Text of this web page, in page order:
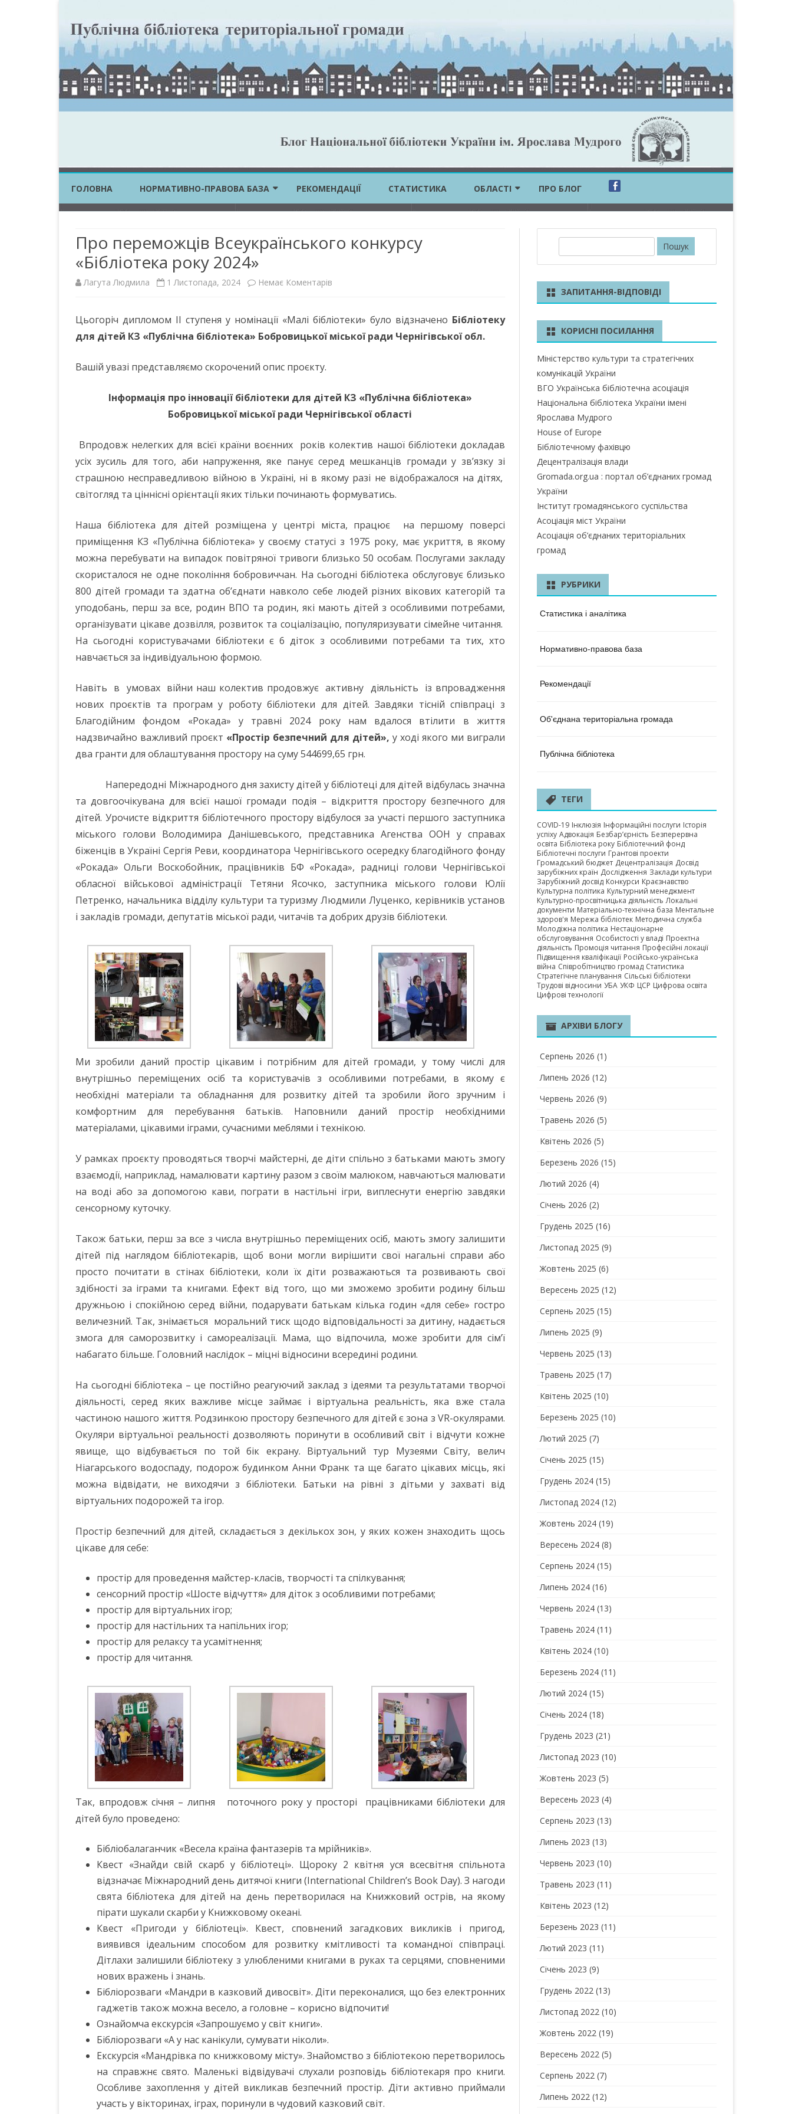
to
ГОЛОВНА НОРМАТИВНО-ПРАВОВА БАЗА
ПОСТАНОВИ КМУ
НАКАЗИ ЦОВВ
ІНШІ НПА
РЕКОМЕНДАЦІЇ СТАТИСТИКА ОБЛАСТІ
ДНІПРОПЕТРОВСЬКА ОБЛАСТЬ
ДОНЕЦЬКА ОБЛАСТЬ
ЗАКАРПАТСЬКА ОБЛАСТЬ
ЗАПОРІЗЬКА ОБЛАСТЬ
ІВАНО-ФРАНКІВСЬКА ОБЛАСТЬ
КИЇВСЬКА ОБЛАСТЬ
КІРОВОГРАДСЬКА ОБЛАСТЬ
ЛУГАНСЬКА ОБЛАСТЬ
ЛЬВІВСЬКА ОБЛАСТЬ
МИКОЛАЇВСЬКА ОБЛАСТЬ
ОДЕСЬКА ОБЛАСТЬ
ПОЛТАВСЬКА ОБЛАСТЬ
РІВНЕНСЬКА ОБЛАСТЬ
СУМСЬКА ОБЛАСТЬ
ТЕРНОПІЛЬСЬКА ОБЛАСТЬ
ХЕРСОНСЬКА ОБЛАСТЬ
ХМЕЛЬНИЦЬКА ОБЛАСТЬ
ЧЕРНІГІВСЬКА ОБЛАСТЬ
ПРО БЛОГ
Про переможців Всеукраїнського конкурсу
«Бібліотека року 2024»
Лагута Людмила 1 Листопада, 2024 Немає Коментарів
переможців
Всеукраїнського
Цьогоріч дипломом ІІ ступеня у номінації «Малі бібліотеки» було відзначено Бібліотеку
для дітей КЗ «Публічна бібліотека» Бобровицької міської ради Чернігівської обл.
Вашій увазі представляємо скорочений опис проєкту.
Інформація про інновації бібліотеки для дітей КЗ «Публічна бібліотека»
Бобровицької міської ради Чернігівської області
Впродовж нелегких для всієї країни воєнних років колектив нашої бібліотеки докладав
усіх зусиль для того, аби напруження, яке панує серед мешканців громади у зв’язку зі
страшною несправедливою війною в Україні, ні в якому разі не відображалося на дітях,
світогляд та ціннісні орієнтації яких тільки починають формуватись.
Наша бібліотека для дітей розміщена у центрі міста, працює на першому поверсі
приміщення КЗ «Публічна бібліотека» у своєму статусі з 1975 року, має укриття, в якому
можна перебувати на випадок повітряної тривоги близько 50 особам. Послугами закладу
скористалося не одне покоління бобровиччан. На сьогодні бібліотека обслуговує близько
800 дітей громади та здатна об’єднати навколо себе людей різних вікових категорій та
уподобань, перш за все, родин ВПО та родин, які мають дітей з особливими потребами,
організувати цікаве дозвілля, розвиток та соціалізацію, популяризувати сімейне читання.
На сьогодні користувачами бібліотеки є 6 діток з особливими потребами та тих, хто
навчається за індивідуальною формою.
Навіть в умовах війни наш колектив продовжує активну діяльність із впровадження
нових проєктів та програм у роботу бібліотеки для дітей. Завдяки тісній співпраці з
Благодійним фондом «Рокада» у травні 2024 року нам вдалося втілити в життя
надзвичайно важливий проєкт «Простір безпечний для дітей», у ході якого ми виграли
два гранти для облаштування простору на суму 544699,65 грн.
Напередодні Міжнародного дня захисту дітей у бібліотеці для дітей відбулась значна
та довгоочікувана для всієї нашої громади подія – відкриття простору безпечного для
дітей. Урочисте відкриття бібліотечного простору відбулося за участі першого заступника
міського голови Володимира Данішевського, представника Агенства ООН у справах
біженців в Україні Сергія Реви, координатора Чернігівського осередку благодійного фонду
«Рокада» Ольги Воскобойник, працівників БФ «Рокада», радниці голови Чернігівської
обласної військової адміністрації Тетяни Ясочко, заступника міського голови Юлії
Петренко, начальника відділу культури та туризму Людмили Луценко, керівників установ
і закладів громади, депутатів міської ради, читачів та добрих друзів бібліотеки.
Ми зробили даний простір цікавим і потрібним для дітей громади, у тому числі для
внутрішньо переміщених осіб та користувачів з особливими потребами, в якому є
необхідні матеріали та обладнання для розвитку дітей та зробили його зручним і
комфортним для перебування батьків. Наповнили даний простір необхідними
матеріалами, цікавими іграми, сучасними меблями і технікою.
У рамках проєкту проводяться творчі майстерні, де діти спільно з батьками мають змогу
взаємодії, наприклад, намалювати картину разом з своїм малюком, навчаються малювати
на воді або за допомогою кави, пограти в настільні ігри, виплеснути енергію завдяки
сенсорному куточку.
Також батьки, перш за все з числа внутрішньо переміщених осіб, мають змогу залишити
дітей під наглядом бібліотекарів, щоб вони могли вирішити свої нагальні справи або
просто почитати в стінах бібліотеки, коли їх діти розважаються та розвивають свої
здібності за іграми та книгами. Ефект від того, що ми зможемо зробити родину більш
дружньою і спокійною серед війни, подарувати батькам кілька годин «для себе» гостро
величезний. Так, знімається моральний тиск щодо відповідальності за дитину, надається
змога для саморозвитку і самореалізації. Мама, що відпочила, може зробити для сім’ї
набагато більше. Головний наслідок – міцні відносини всередині родини.
На сьогодні бібліотека – це постійно реагуючий заклад з ідеями та результатами творчої
діяльності, серед яких важливе місце займає і віртуальна реальність, яка вже стала
частиною нашого життя. Родзинкою простору безпечного для дітей є зона з VR-окулярами.
Окуляри віртуальної реальності дозволяють поринути в особливий світ і відчути кожне
явище, що відбувається по той бік екрану. Віртуальний тур Музеями Світу, велич
Ніагарського водоспаду, подорож будинком Анни Франк та ще багато цікавих місць, які
можна відвідати, не виходячи з бібліотеки. Батьки на рівні з дітьми у захваті від
віртуальних подорожей та ігор.
Простір безпечний для дітей, складається з декількох зон, у яких кожен знаходить щось
цікаве для себе:
простір для проведення майстер-класів, творчості та спілкування;
сенсорний простір «Шосте відчуття» для діток з особливими потребами;
простір для віртуальних ігор;
простір для настільних та напільних ігор;
простір для релаксу та усамітнення;
простір для читання.
Так, впродовж січня – липня поточного року у просторі працівниками бібліотеки для
дітей було проведено:
Бібліобалаганчик «Весела країна фантазерів та мрійників».
Квест «Знайди свій скарб у бібліотеці». Щороку 2 квітня уся всесвітня спільнота
відзначає Міжнародний день дитячої книги (International Children’s Book Day). З нагоди
свята бібліотека для дітей на день перетворилася на Книжковий острів, на якому
пірати шукали скарби у Книжковому океані.
Квест «Пригоди у бібліотеці». Квест, сповнений загадкових викликів і пригод,
виявився ідеальним способом для розвитку кмітливості та командної співпраці.
Дітлахи залишили бібліотеку з улюбленими книгами в руках та серцями, сповненими
нових вражень і знань.
Бібліорозваги «Мандри в казковий дивосвіт». Діти переконалися, що без електронних
гаджетів також можна весело, а головне – корисно відпочити!
Ознайомча екскурсія «Запрошуємо у світ книги».
Бібліорозваги «А у нас канікули, сумувати ніколи».
Екскурсія «Мандрівка по книжковому місту». Знайомство з бібліотекою перетворилось
на справжнє свято. Маленькі відвідувачі слухали розповідь бібліотекаря про книги.
Особливе захоплення у дітей викликав безпечний простір. Діти активно приймали
участь у вікторинах, іграх, поринули в чудовий казковий світ.
к
ЗАПИТАННЯ-ВІДПОВІДІ
КОРИСНІ ПОСИЛАННЯ
Міністерство культури та стратегічних
комунікацій України
ВГО Українська бібліотечна асоціація
Національна бібліотека України імені
Ярослава Мудрого
House of Europe
Бібліотечному фахівцю
Децентралізація влади
Gromada.org.ua : портал об’єднаних громад
України
Інститут громадянського суспільства
Асоціація міст України
Асоціація об’єднаних територіальних
громад
РУБРИКИ
Статистика і аналітика
Нормативно-правова база
Рекомендації
Об'єднана територіальна громада
Публічна бібліотека
ТЕГИ
COVID-19 Інклюзія Інформаційні послуги Історія
успіху Адвокація Безбар’єрність Безперервна
освіта Бібліотека року Бібліотечний фонд
Бібліотечні послуги Грантові проекти
Громадський бюджет Децентралізація Досвід
зарубіжних країн Дослідження Заклади культури
Зарубіжний досвід Конкурси Краєзнавство
Культурна політика Культурний менеджмент
Культурно-просвітницька діяльність Локальні
документи Матеріально-технічна база Ментальне
здоров'я Мережа бібліотек Методична служба
Молодіжна політика Нестаціонарне
обслуговування Особистості у владі Проектна
діяльність Промоція читання Професійні локації
Підвищення кваліфікації Російсько-українська
війна Співробітництво громад Статистика
Стратегічне планування Сільські бібліотеки
Трудові відносини УБА УКФ ЦСР Цифрова освіта
Цифрові технології
АРХІВИ БЛОГУ
Серпень 2026 (1)
Липень 2026 (12)
Червень 2026 (9)
Травень 2026 (5)
Квітень 2026 (5)
Березень 2026 (15)
Лютий 2026 (4)
Січень 2026 (2)
Грудень 2025 (16)
Листопад 2025 (9)
Жовтень 2025 (6)
Вересень 2025 (12)
Серпень 2025 (15)
Липень 2025 (9)
Червень 2025 (13)
Травень 2025 (17)
Квітень 2025 (10)
Березень 2025 (10)
Лютий 2025 (7)
Січень 2025 (15)
Грудень 2024 (15)
Листопад 2024 (12)
Жовтень 2024 (19)
Вересень 2024 (8)
Серпень 2024 (15)
Липень 2024 (16)
Червень 2024 (13)
Травень 2024 (11)
Квітень 2024 (10)
Березень 2024 (11)
Лютий 2024 (15)
Січень 2024 (18)
Грудень 2023 (21)
Листопад 2023 (10)
Жовтень 2023 (5)
Вересень 2023 (4)
Серпень 2023 (13)
Липень 2023 (13)
Червень 2023 (10)
Травень 2023 (11)
Квітень 2023 (12)
Березень 2023 (11)
Лютий 2023 (11)
Січень 2023 (9)
Грудень 2022 (13)
Листопад 2022 (10)
Жовтень 2022 (19)
Вересень 2022 (5)
Серпень 2022 (7)
Липень 2022 (12)